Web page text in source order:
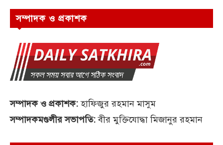
সম্পাদক ও প্রকাশক
সম্পাদক ও প্রকাশক:হাফিজুর রহমান মাসুম
সম্পাদকমণ্ডলীর সভাপতি:বীর মুক্তিযোদ্ধা মিজানুর রহমান